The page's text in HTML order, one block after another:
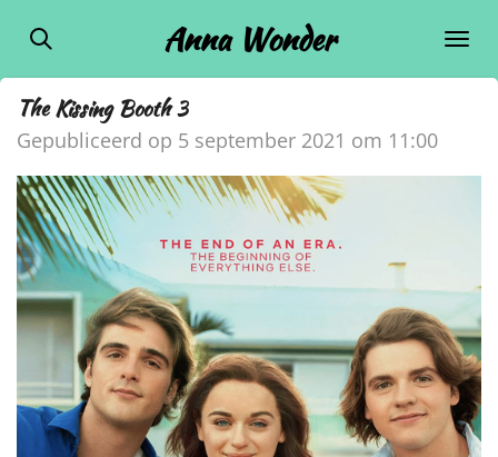
Ga
direct
de
hoofdinhoud
Anna Wonder
The Kissing Booth 3
Gepubliceerd op 5 september 2021 om 11:00